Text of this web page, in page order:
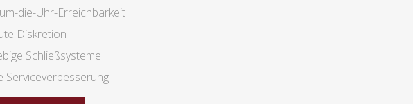
die-Uhr-Erreichbarkeit
Diskretion
Schließsysteme
Serviceverbesserung